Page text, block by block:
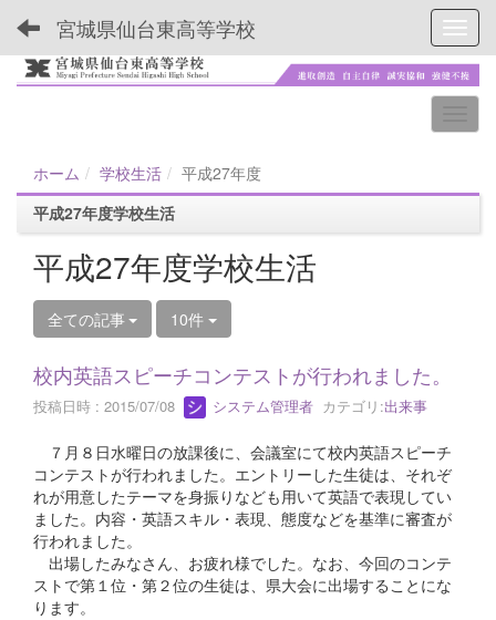
宮城県仙台東高等学校
ホーム 学校生活
平成27年度
平成27年度学校生活
平成27年度学校生活
全ての記事 10件
校内英語スピーチコンテストが行われました。
投稿日時 : 2015/07/08 システム管理者 カテゴリ:出来事
７月８日水曜日の放課後に、会議室にて校内英語スピーチ
コンテストが行われました。エントリーした生徒は、それぞ
れが用意したテーマを身振りなども用いて英語で表現してい
ました。内容・英語スキル・表現、態度などを基準に審査が
行われました。
出場したみなさん、お疲れ様でした。なお、今回のコンテ
ストで第１位・第２位の生徒は、県大会に出場することにな
ります。